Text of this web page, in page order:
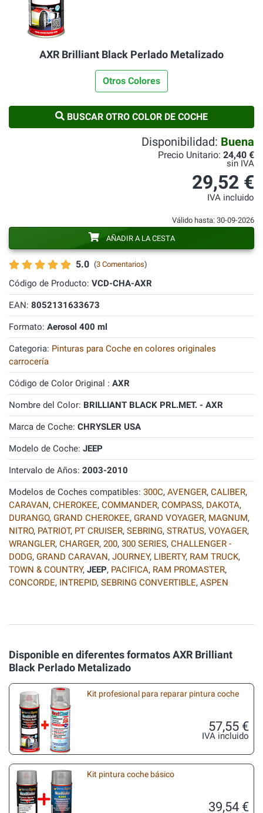
AXR Brilliant Black Perlado Metalizado
Otros Colores
BUSCAR OTRO COLOR DE COCHE
5.0 (3 Comentarios)
Código de Producto: VCD-CHA-AXR
EAN: 8052131633673
Formato: Aerosol 400 ml
Categoria: Pinturas para Coche en colores originales
carrocería
Código de Color Original : AXR
Nombre del Color: BRILLIANT BLACK PRL.MET. - AXR
Marca de Coche: CHRYSLER USA
Modelo de Coche: JEEP
Intervalo de Años: 2003-2010
Modelos de Coches compatibles: 300C, AVENGER, CALIBER,
CARAVAN, CHEROKEE, COMMANDER, COMPASS, DAKOTA,
DURANGO, GRAND CHEROKEE, GRAND VOYAGER, MAGNUM,
NITRO, PATRIOT, PT CRUISER, SEBRING, STRATUS, VOYAGER,
WRANGLER, CHARGER, 200, 300 SERIES, CHALLENGER -
DODG, GRAND CARAVAN, JOURNEY, LIBERTY, RAM TRUCK,
TOWN & COUNTRY, JEEP, PACIFICA, RAM PROMASTER,
CONCORDE, INTREPID, SEBRING CONVERTIBLE, ASPEN
Disponibilidad: Buena
Precio Unitario: 24,40 €
sin IVA
29,52 €
IVA incluido
Válido hasta: 30-09-2026
AÑADIR A LA CESTA
Disponible en diferentes formatos AXR Brilliant
Black Perlado Metalizado
Kit profesional para reparar pintura coche
57,55 €
IVA incluido
Kit pintura coche básico
39,54 €